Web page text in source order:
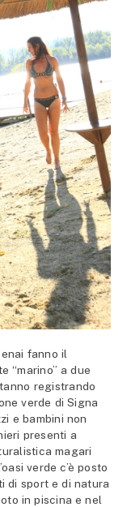
fanno il
“marino” a due
registrando
verde di Signa
e bambini non
presenti a
magari
verde c’è posto
di sport e di natura
in piscina e nel